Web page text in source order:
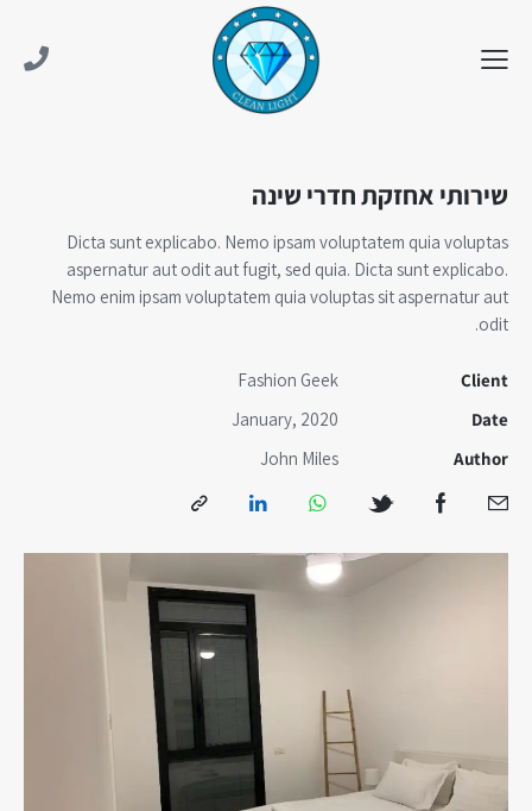
שירותי אחזקת חדרי שינה
Dicta sunt explicabo. Nemo ipsam voluptatem quia voluptas
aspernatur aut odit aut fugit, sed quia. Dicta sunt explicabo.
Nemo enim ipsam voluptatem quia voluptas sit aspernatur aut
odit.
Client
Fashion Geek
Date
January, 2020
Author
John Miles